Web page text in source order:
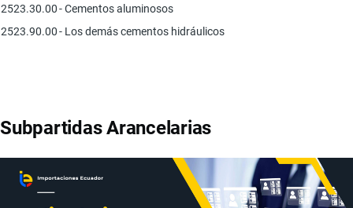
2523.30.00- Cementos aluminosos
2523.90.00- Los demás cementos hidráulicos
Subpartidas Arancelarias